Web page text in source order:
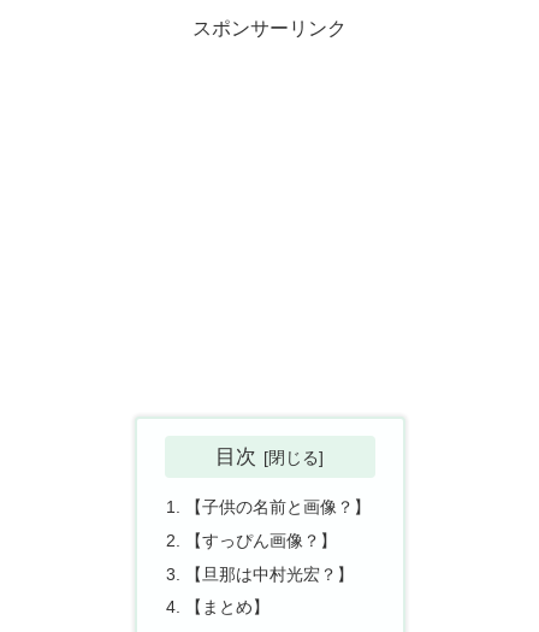
スポンサーリンク
目次
【子供の名前と画像？】
【すっぴん画像？】
【旦那は中村光宏？】
【まとめ】